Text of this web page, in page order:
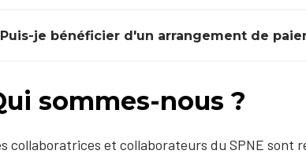
Puis-je bénéficier d'un arrangement de
sommes-nous ?
collaboratrices et collaborateurs du SPNE sont